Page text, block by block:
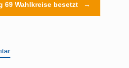
69 Wahlkreise besetzt →